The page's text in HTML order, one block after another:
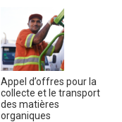
Appel d’offres pour la
collecte et le transport
des matières
organiques